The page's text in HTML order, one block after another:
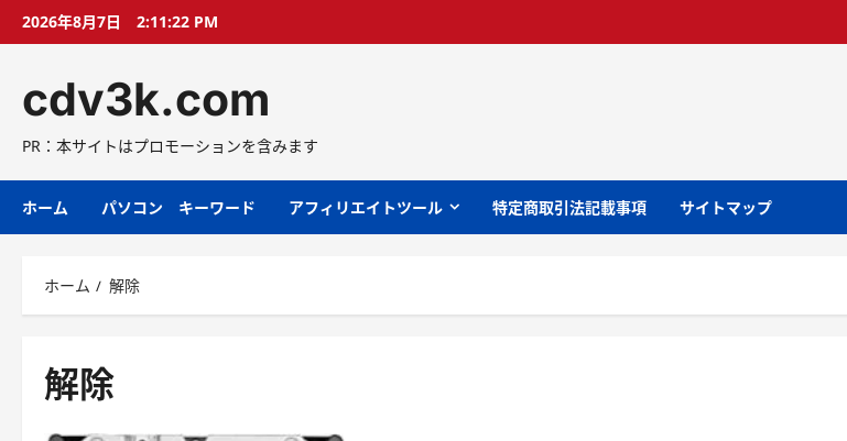
プ
2026年8月7日 2:11:22 PM
cdv3k.com
PR：本サイトはプロモーションを含みます
ホーム パソコン キーワード アフィリエイトツール 特定商取引法記載事項 サイトマップ
ホーム 解除
解除